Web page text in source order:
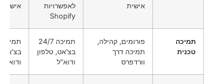
אישית
לאפשרויות
Shopify
אישית
תמיכה
טכנית
פורומים, קהילה,
תמיכה דרך
וורדפרס
תמיכה 24/7
בצ'אט, טלפון
ודוא"ל
בצ'אט,
ודוא"ל